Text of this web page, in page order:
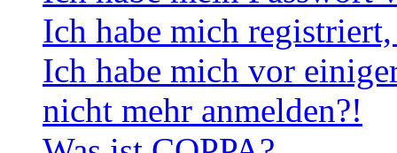
Ich habe mich
Ich habe mich vor
nicht mehr anmelden?!